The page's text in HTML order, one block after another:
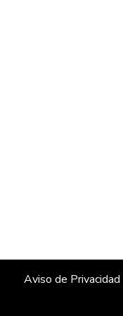
Aviso de Privacidad